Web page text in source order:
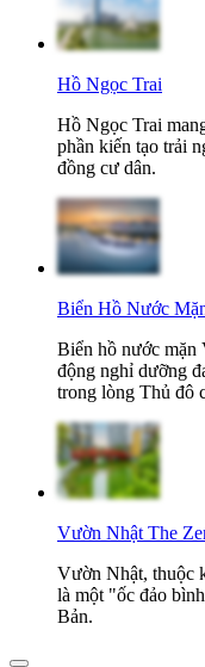
Hồ Ngọc Trai
Hồ Ngọc Trai
phần kiến tạo trải
đồng cư dân.
Biển Hồ Nước
Biển hồ nước mặn
động nghỉ dưỡng
trong lòng Thủ đô
Vườn Nhật The
Vườn Nhật, thuộc
là một "ốc đảo
Bản.